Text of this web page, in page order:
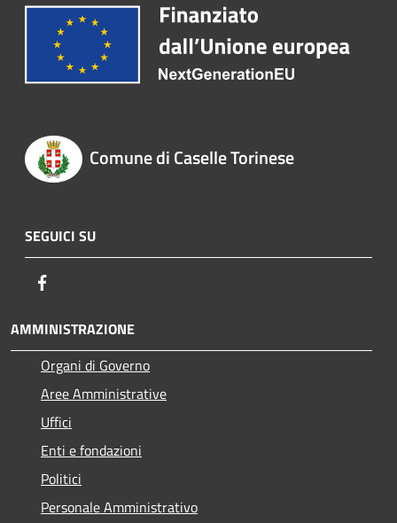
Comune di Caselle Torinese
SEGUICI SU
AMMINISTRAZIONE
Organi di Governo
Aree Amministrative
Uffici
Enti e fondazioni
Politici
Personale Amministrativo